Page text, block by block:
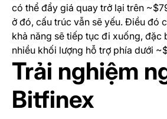
có thể đẩy giá quay trở lại trên
ở đó, cấu trúc vẫn sẽ yếu. Điều đó
khả năng sẽ tiếp tục đi xuống, đặc
nhiều khối lượng hỗ trợ phía dưới
Trải nghiệm
Bitfinex